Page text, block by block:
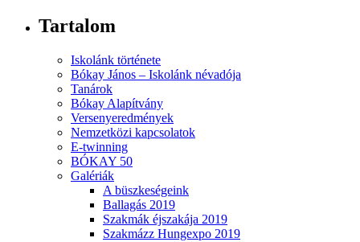
Tartalom
Iskolánk története
Bókay János – Iskolánk névadója
Tanárok
Bókay Alapítvány
Versenyeredmények
Nemzetközi kapcsolatok
E-twinning
BÓKAY 50
Galériák
A büszkeségeink
Ballagás 2019
Szakmák éjszakája 2019
Szakmázz Hungexpo 2019